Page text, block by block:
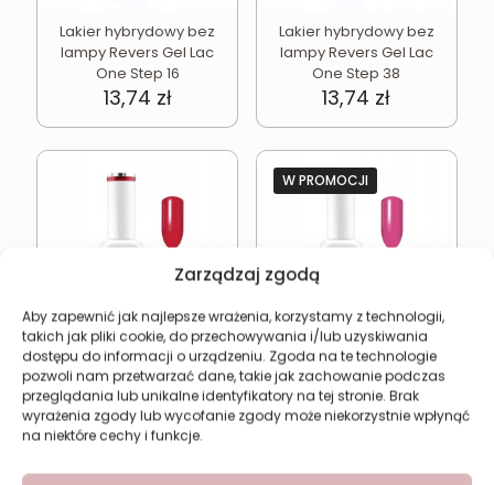
Zarządzaj zgodą
Aby zapewnić jak najlepsze wrażenia, korzystamy z technologii,
takich jak pliki cookie, do przechowywania i/lub uzyskiwania
dostępu do informacji o urządzeniu. Zgoda na te technologie
pozwoli nam przetwarzać dane, takie jak zachowanie podczas
przeglądania lub unikalne identyfikatory na tej stronie. Brak
wyrażenia zgody lub wycofanie zgody może niekorzystnie wpłynąć
na niektóre cechy i funkcje.
Lakier hybrydowy bez
lampy Revers Gel Lac
One Step 16
13,74 zł
Lakier hybrydowy bez
lampy Revers Gel Lac
One Step 38
13,74 zł
Lakier hybrydowy bez
lampy Revers Gel Lac
One Step 10
13,74zł
W PROMOCJI
Lakier hybrydowy bez
lampy Revers Gel Lac
One Step 06
wynosiła:
Najniższa cena w ciągu